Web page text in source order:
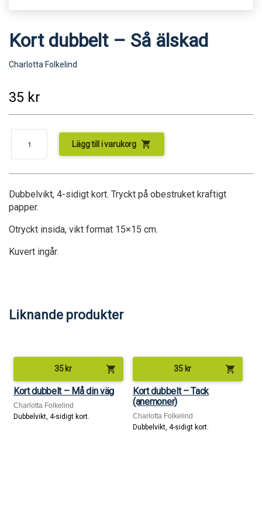
Kort dubbelt – Så älskad
Charlotta Folkelind
35 kr
Lägg till i varukorg shopping_cart
Dubbelvikt, 4-sidigt kort. Tryckt på obestruket kraftigt
papper.
Otryckt insida, vikt format 15×15 cm.
Kuvert ingår.
Liknande produkter
35 kr shopping_cart
Kort dubbelt – Må din väg
Charlotta Folkelind
Dubbelvikt, 4-sidigt kort.
35 kr shopping_cart
Kort dubbelt – Tack
(anemoner)
Charlotta Folkelind
Dubbelvikt, 4-sidigt kort.